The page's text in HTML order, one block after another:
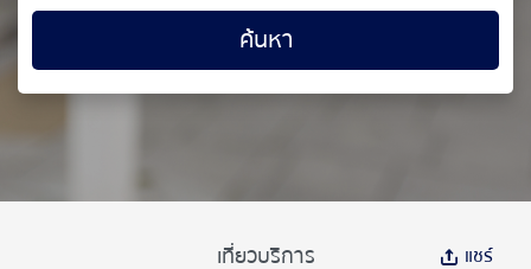
ค้นหา
เที่ยวบริการ แชร์